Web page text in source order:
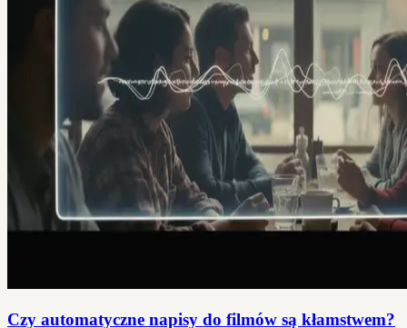
Czy automatyczne napisy do filmów są kłamstwem?